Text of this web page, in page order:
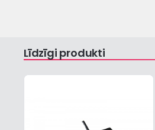
Līdzīgi produkti